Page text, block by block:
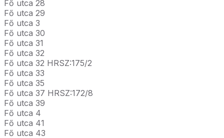
Fő utca 28
Fő utca 29
Fő utca 3
Fő utca 30
Fő utca 31
Fő utca 32
Fő utca 32 HRSZ:175/2
Fő utca 33
Fő utca 35
Fő utca 37 HRSZ:172/8
Fő utca 39
Fő utca 4
Fő utca 41
Fő utca 43